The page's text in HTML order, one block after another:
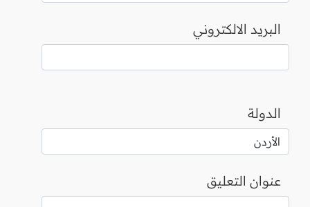
البريد الالكتروني
الدولة
عنوان التعليق